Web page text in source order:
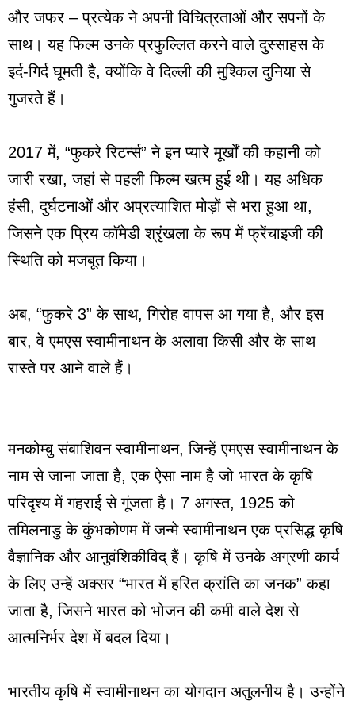
और जफर – प्रत्येक ने अपनी विचित्रताओं और सपनों के
साथ। यह फिल्म उनके प्रफुल्लित करने वाले दुस्साहस के
इर्द-गिर्द घूमती है, क्योंकि वे दिल्ली की मुश्किल दुनिया से
गुजरते हैं।
2017 में, “फुकरे रिटर्न्स” ने इन प्यारे मूर्खों की कहानी को
जारी रखा, जहां से पहली फिल्म खत्म हुई थी। यह अधिक
हंसी, दुर्घटनाओं और अप्रत्याशित मोड़ों से भरा हुआ था,
जिसने एक प्रिय कॉमेडी श्रृंखला के रूप में फ्रेंचाइजी की
स्थिति को मजबूत किया।
अब, “फुकरे 3” के साथ, गिरोह वापस आ गया है, और इस
बार, वे एमएस स्वामीनाथन के अलावा किसी और के साथ
रास्ते पर आने वाले हैं।
मनकोम्बु संबाशिवन स्वामीनाथन, जिन्हें एमएस स्वामीनाथन के
नाम से जाना जाता है, एक ऐसा नाम है जो भारत के कृषि
परिदृश्य में गहराई से गूंजता है। 7 अगस्त, 1925 को
तमिलनाडु के कुंभकोणम में जन्मे स्वामीनाथन एक प्रसिद्ध कृषि
वैज्ञानिक और आनुवंशिकीविद् हैं। कृषि में उनके अग्रणी कार्य
के लिए उन्हें अक्सर “भारत में हरित क्रांति का जनक” कहा
जाता है, जिसने भारत को भोजन की कमी वाले देश से
आत्मनिर्भर देश में बदल दिया।
भारतीय कृषि में स्वामीनाथन का योगदान अतुलनीय है। उन्होंने